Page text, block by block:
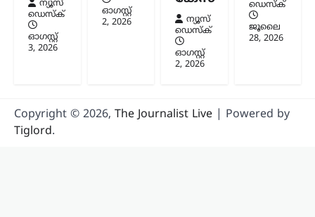
ന്യൂസ്
ഡെസ്ക്
ഓഗസ്റ്റ്‌
3, 2026
ഓഗസ്റ്റ്‌
2, 2026
ന്യൂസ്
ഡെസ്ക്
ഓഗസ്റ്റ്‌
2, 2026
ഡെസ്ക്
ജൂലൈ
28, 2026
Copyright © 2026, The Journalist Live | Powered by
Tiglord.